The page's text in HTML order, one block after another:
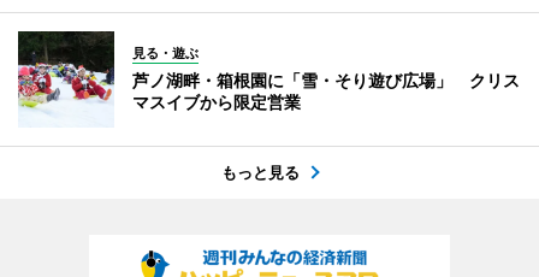
見る・遊ぶ
芦ノ湖畔・箱根園に「雪・そり遊び広場」 クリス
マスイブから限定営業
もっと見る